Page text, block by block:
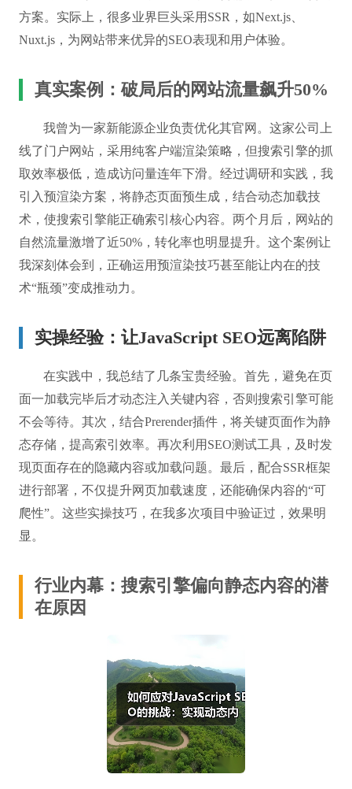
方案。实际上，很多业界巨头采用SSR，如Next.js、
Nuxt.js，为网站带来优异的SEO表现和用户体验。
真实案例：破局后的网站流量飙升50%
我曾为一家新能源企业负责优化其官网。这家公司上
线了门户网站，采用纯客户端渲染策略，但搜索引擎的抓
取效率极低，造成访问量连年下滑。经过调研和实践，我
引入预渲染方案，将静态页面预生成，结合动态加载技
术，使搜索引擎能正确索引核心内容。两个月后，网站的
自然流量激增了近50%，转化率也明显提升。这个案例让
我深刻体会到，正确运用预渲染技巧甚至能让内在的技
术“瓶颈”变成推动力。
实操经验：让JavaScript SEO远离陷阱
在实践中，我总结了几条宝贵经验。首先，避免在页
面一加载完毕后才动态注入关键内容，否则搜索引擎可能
不会等待。其次，结合Prerender插件，将关键页面作为静
态存储，提高索引效率。再次利用SEO测试工具，及时发
现页面存在的隐藏内容或加载问题。最后，配合SSR框架
进行部署，不仅提升网页加载速度，还能确保内容的“可
爬性”。这些实操技巧，在我多次项目中验证过，效果明
显。
行业内幕：搜索引擎偏向静态内容的潜
在原因